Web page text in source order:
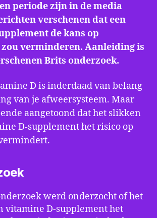
periode zijn in de media
verschenen dat een
de kans op
verminderen. Aanleiding is
Brits onderzoek.
D is inderdaad van belang
van je afweersysteem. Maar
aangetoond dat het slikken
D-supplement het risico op
werd onderzocht of het
vitamine D-supplement het